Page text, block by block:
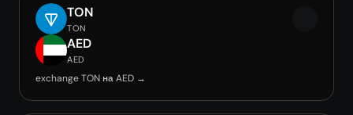
TON
TON
AED
AED
exchange TON на AED →